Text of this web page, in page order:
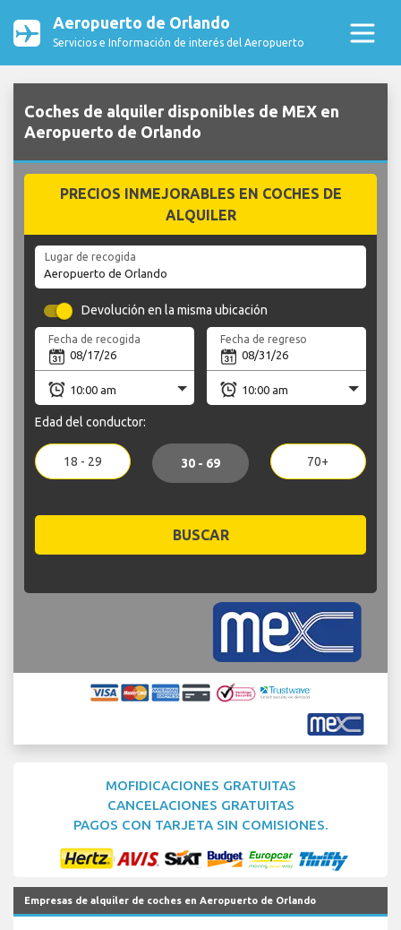
Aeropuerto de Orlando
Servicios e Información de interés del Aeropuerto
Coches de alquiler disponibles de MEX en
Aeropuerto de Orlando
PRECIOS INMEJORABLES EN COCHES DE
ALQUILER
Lugar de recogida
Devolución en la misma ubicación
Fecha de recogida Fecha de regreso
Edad del conductor:
18 - 29 30 - 69 70+
BUSCAR
MOFIDICACIONES GRATUITAS
CANCELACIONES GRATUITAS
PAGOS CON TARJETA SIN COMISIONES.
Empresas de alquiler de coches en Aeropuerto de Orlando